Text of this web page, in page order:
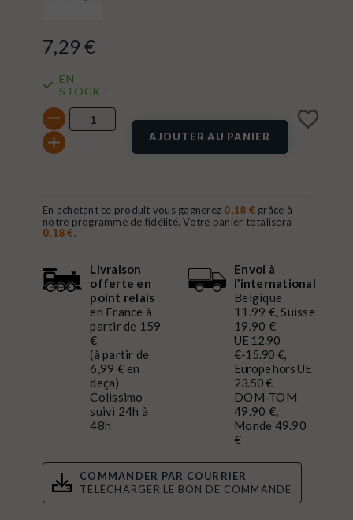
7,29 €
EN
STOCK !
AJOUTER AU PANIER
favorite_border
En achetant ce produit vous gagnerez 0,18 € grâce à
notre programme de fidélité. Votre panier totalisera
0,18 €.
Livraison
offerte en
point relais
en France à
partir de 159
€
(à partir de
6,99 € en
deça)
Colissimo
suivi 24h à
48h
Envoi à
l’international
Belgique
11.99 €, Suisse
19.90 €
UE 12.90
€-15.90 €,
Europe hors UE
23.50 €
DOM-TOM
49.90 €,
Monde 49.90
€
COMMANDER PAR COURRIER
TÉLÉCHARGER LE BON DE COMMANDE